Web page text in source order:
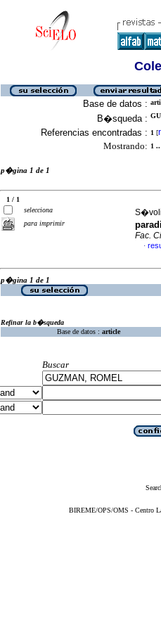
Base de datos :
B�squeda :
Referencias encontradas : 1 [
Mostrando: 1 ..
p�gina 1 de 1
1 / 1
selecciona
para imprimir
Fac.
·
p�gina 1 de 1
Refinar la b�squeda
Base de datos : article
Buscar
BIREME/OPS/OMS - Centro